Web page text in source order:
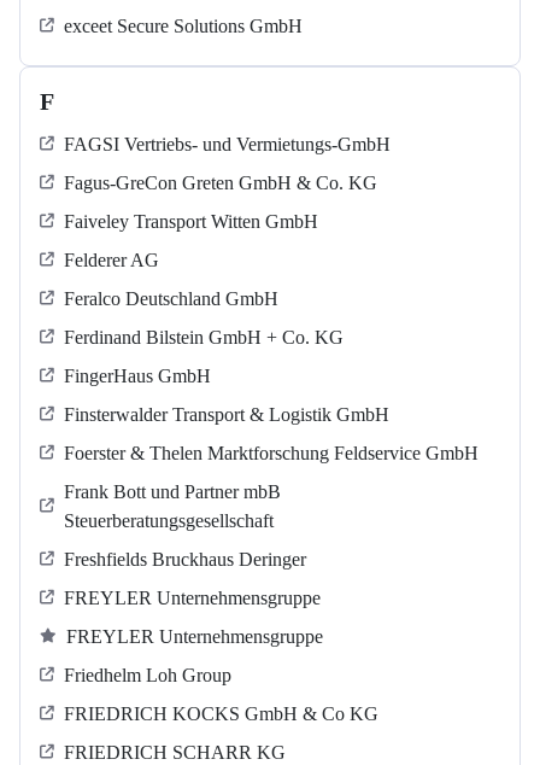
exceet Secure Solutions GmbH
F
FAGSI Vertriebs- und Vermietungs-GmbH
Fagus-GreCon Greten GmbH & Co. KG
Faiveley Transport Witten GmbH
Felderer AG
Feralco Deutschland GmbH
Ferdinand Bilstein GmbH + Co. KG
FingerHaus GmbH
Finsterwalder Transport & Logistik GmbH
Foerster & Thelen Marktforschung Feldservice GmbH
Frank Bott und Partner mbB
Steuerberatungsgesellschaft
Freshfields Bruckhaus Deringer
FREYLER Unternehmensgruppe
FREYLER Unternehmensgruppe
Friedhelm Loh Group
FRIEDRICH KOCKS GmbH & Co KG
FRIEDRICH SCHARR KG